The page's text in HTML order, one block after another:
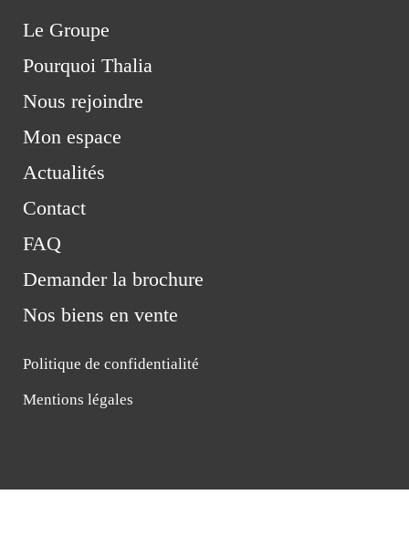
Le Groupe
Pourquoi Thalia
Nous rejoindre
Mon espace
Actualités
Contact
FAQ
Demander la brochure
Nos biens en vente
Politique de confidentialité
Mentions légales